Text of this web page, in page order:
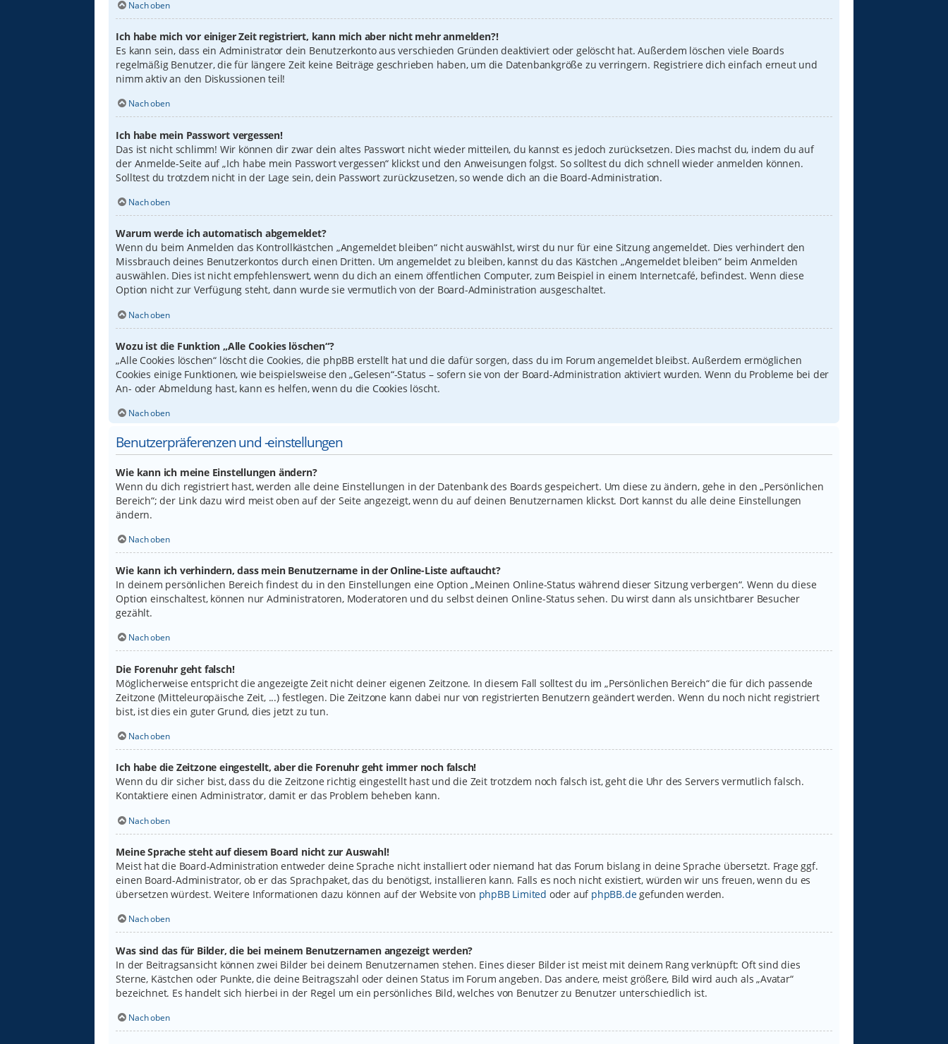
Nach oben
Ich habe mich vor einiger Zeit registriert, kann mich aber nicht mehr anmelden?!
Es kann sein, dass ein Administrator dein Benutzerkonto aus verschieden Gründen deaktiviert oder gelöscht hat. Außerdem löschen viele Boards
regelmäßig Benutzer, die für längere Zeit keine Beiträge geschrieben haben, um die Datenbankgröße zu verringern. Registriere dich einfach erneut und
nimm aktiv an den Diskussionen teil!
Nach oben
Ich habe mein Passwort vergessen!
Das ist nicht schlimm! Wir können dir zwar dein altes Passwort nicht wieder mitteilen, du kannst es jedoch zurücksetzen. Dies machst du, indem du auf
der Anmelde-Seite auf „Ich habe mein Passwort vergessen“ klickst und den Anweisungen folgst. So solltest du dich schnell wieder anmelden können.
Solltest du trotzdem nicht in der Lage sein, dein Passwort zurückzusetzen, so wende dich an die Board-Administration.
Nach oben
Warum werde ich automatisch abgemeldet?
Wenn du beim Anmelden das Kontrollkästchen „Angemeldet bleiben“ nicht auswählst, wirst du nur für eine Sitzung angemeldet. Dies verhindert den
Missbrauch deines Benutzerkontos durch einen Dritten. Um angemeldet zu bleiben, kannst du das Kästchen „Angemeldet bleiben“ beim Anmelden
auswählen. Dies ist nicht empfehlenswert, wenn du dich an einem öffentlichen Computer, zum Beispiel in einem Internetcafé, befindest. Wenn diese
Option nicht zur Verfügung steht, dann wurde sie vermutlich von der Board-Administration ausgeschaltet.
Nach oben
Wozu ist die Funktion „Alle Cookies löschen“?
„Alle Cookies löschen“ löscht die Cookies, die phpBB erstellt hat und die dafür sorgen, dass du im Forum angemeldet bleibst. Außerdem ermöglichen
Cookies einige Funktionen, wie beispielsweise den „Gelesen“-Status – sofern sie von der Board-Administration aktiviert wurden. Wenn du Probleme bei der
An- oder Abmeldung hast, kann es helfen, wenn du die Cookies löscht.
Nach oben
Benutzerpräferenzen und -einstellungen
Wie kann ich meine Einstellungen ändern?
Wenn du dich registriert hast, werden alle deine Einstellungen in der Datenbank des Boards gespeichert. Um diese zu ändern, gehe in den „Persönlichen
Bereich“; der Link dazu wird meist oben auf der Seite angezeigt, wenn du auf deinen Benutzernamen klickst. Dort kannst du alle deine Einstellungen
ändern.
Nach oben
Wie kann ich verhindern, dass mein Benutzername in der Online-Liste auftaucht?
In deinem persönlichen Bereich findest du in den Einstellungen eine Option „Meinen Online-Status während dieser Sitzung verbergen“. Wenn du diese
Option einschaltest, können nur Administratoren, Moderatoren und du selbst deinen Online-Status sehen. Du wirst dann als unsichtbarer Besucher
gezählt.
Nach oben
Die Forenuhr geht falsch!
Möglicherweise entspricht die angezeigte Zeit nicht deiner eigenen Zeitzone. In diesem Fall solltest du im „Persönlichen Bereich“ die für dich passende
Zeitzone (Mitteleuropäische Zeit, ...) festlegen. Die Zeitzone kann dabei nur von registrierten Benutzern geändert werden. Wenn du noch nicht registriert
bist, ist dies ein guter Grund, dies jetzt zu tun.
Nach oben
Ich habe die Zeitzone eingestellt, aber die Forenuhr geht immer noch falsch!
Wenn du dir sicher bist, dass du die Zeitzone richtig eingestellt hast und die Zeit trotzdem noch falsch ist, geht die Uhr des Servers vermutlich falsch.
Kontaktiere einen Administrator, damit er das Problem beheben kann.
Nach oben
Meine Sprache steht auf diesem Board nicht zur Auswahl!
Meist hat die Board-Administration entweder deine Sprache nicht installiert oder niemand hat das Forum bislang in deine Sprache übersetzt. Frage ggf.
einen Board-Administrator, ob er das Sprachpaket, das du benötigst, installieren kann. Falls es noch nicht existiert, würden wir uns freuen, wenn du es
übersetzen würdest. Weitere Informationen dazu können auf der Website von phpBB Limited oder auf phpBB.degefunden werden.
Nach oben
Was sind das für Bilder, die bei meinem Benutzernamen angezeigt werden?
In der Beitragsansicht können zwei Bilder bei deinem Benutzernamen stehen. Eines dieser Bilder ist meist mit deinem Rang verknüpft: Oft sind dies
Sterne, Kästchen oder Punkte, die deine Beitragszahl oder deinen Status im Forum angeben. Das andere, meist größere, Bild wird auch als „Avatar“
bezeichnet. Es handelt sich hierbei in der Regel um ein persönliches Bild, welches von Benutzer zu Benutzer unterschiedlich ist.
Nach oben